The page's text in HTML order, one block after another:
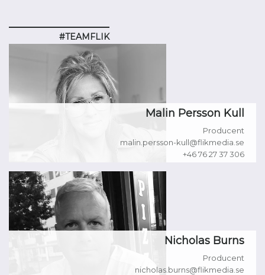
#TEAMFLIK
Malin Persson Kull
Producent
malin.persson-kull@flikmedia.se
+46 76 27 37 306
Nicholas Burns
Producent
nicholas.burns@flikmedia.se